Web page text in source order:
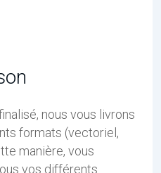
nous vous livrons
formats (vectoriel,
manière, vous
vos différents